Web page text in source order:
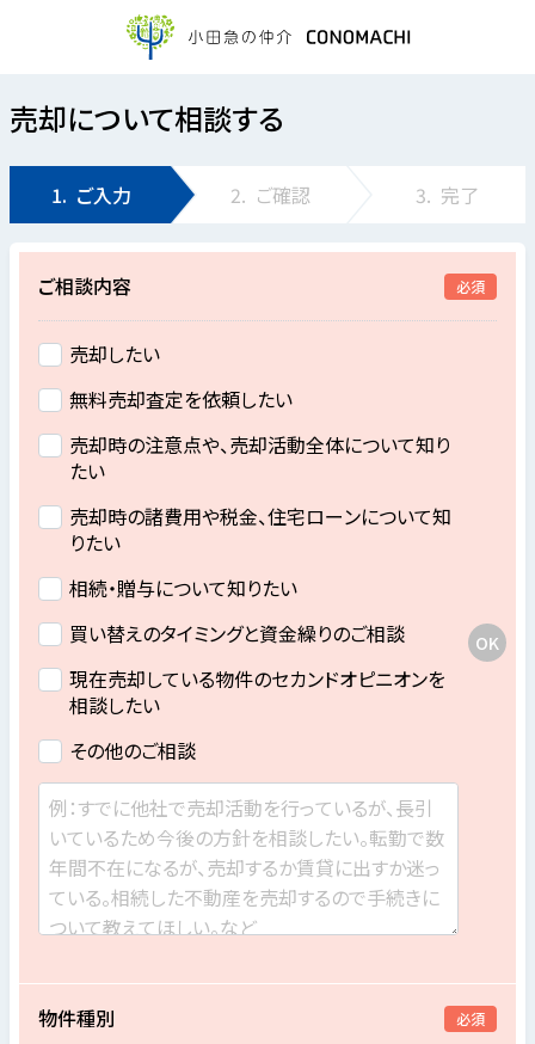
売却について相談する
1. ご入力 2. ご確認 3. 完了
ご相談内容 必須
売却したい
無料売却査定を依頼したい
売却時の注意点や、売却活動全体について知り
たい
売却時の諸費用や税金、住宅ローンについて知
りたい
相続・贈与について知りたい
買い替えのタイミングと資金繰りのご相談
現在売却している物件のセカンドオピニオンを
相談したい
その他のご相談
物件種別 必須